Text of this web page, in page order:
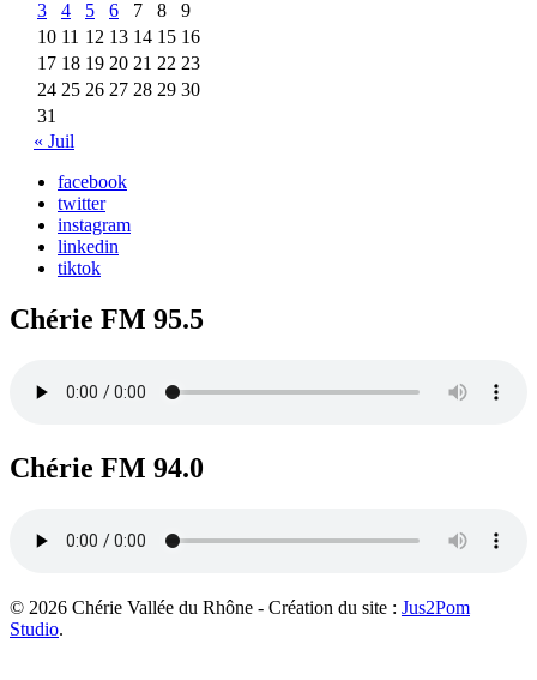
3
4 5 6 7 8
9
10 11 12 13 14 15 16
17 18 19 20 21 22 23
24 25 26 27 28 29 30
31
« Juil
facebook
twitter
instagram
linkedin
tiktok
Chérie FM 95.5
Chérie FM 94.0
© 2026 Chérie Vallée du Rhône - Création du site : Jus2Pom
Studio.